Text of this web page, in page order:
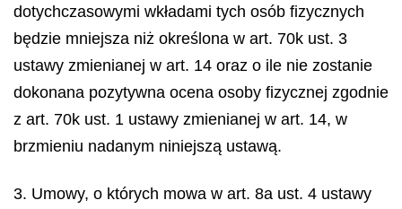
dotychczasowymi wkładami tych osób fizycznych
będzie mniejsza niż określona w art. 70k ust. 3
ustawy zmienianej w art. 14 oraz o ile nie zostanie
dokonana pozytywna ocena osoby fizycznej zgodnie
z art. 70k ust. 1 ustawy zmienianej w art. 14, w
brzmieniu nadanym niniejszą ustawą.
3. Umowy, o których mowa w art. 8a ust. 4 ustawy